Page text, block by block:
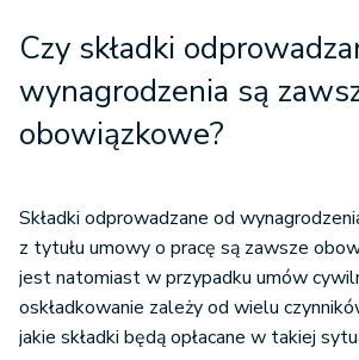
Czy składki
wynagrodzenia są
obowiązkowe?
Składki odprowadzane od
z tytułu umowy o pracę są zawsze
jest natomiast w przypadku umów
oskładkowanie zależy od wielu
jakie składki będą opłacane w takiej